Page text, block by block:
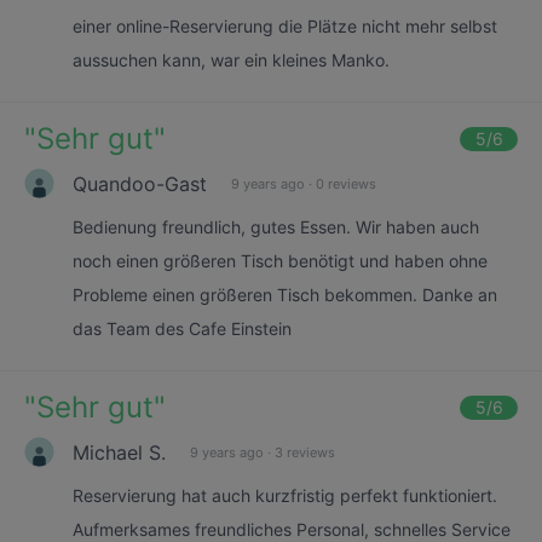
einer online-Reservierung die Plätze nicht mehr selbst
aussuchen kann, war ein kleines Manko.
"Sehr gut" 5/6
Quandoo-Gast 9 years ago · 0 reviews
Bedienung freundlich, gutes Essen. Wir haben auch
noch einen größeren Tisch benötigt und haben ohne
Probleme einen größeren Tisch bekommen. Danke an
das Team des Cafe Einstein
"Sehr gut" 5/6
Michael S. 9 years ago · 3 reviews
Reservierung hat auch kurzfristig perfekt funktioniert.
Aufmerksames freundliches Personal, schnelles Service